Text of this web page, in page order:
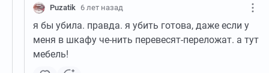
Puzatik 6 лет назад
я бы убила. правда. я убить готова, даже если у
меня в шкафу че-нить перевесят-переложат. а тут
мебель!